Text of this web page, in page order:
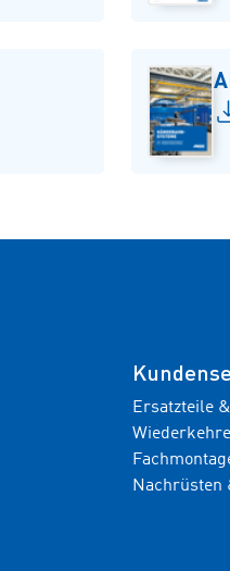
Ersatzteile
Nachrüsten